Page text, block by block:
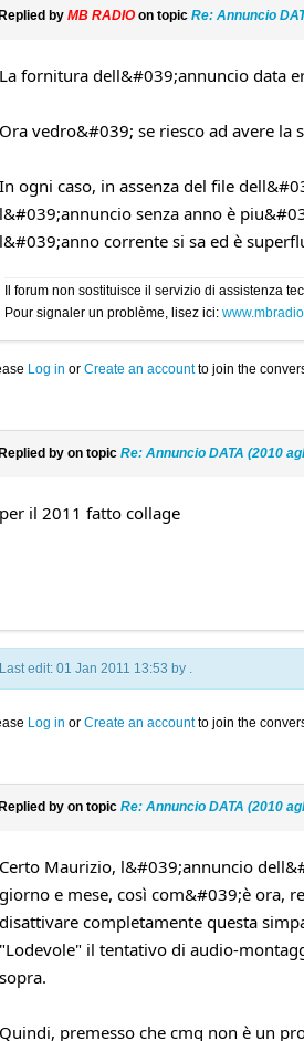
by MB RADIOon topic Re: Annuncio
La fornitura dell&#039;annuncio data
Ora vedro&#039; se riesco ad avere la
In ogni caso, in assenza del file
l&#039;annuncio senza anno è
l&#039;anno corrente si sa ed è
Il forum non sostituisce il servizio di assistenza
Pour signaler un problème, lisez ici:
Log in or Create an accountto join the
by on topic Re: Annuncio DATA (2010
per il 2011 fatto collage
Last edit: 01 Jan 2011 13:53 by
Log in or Create an accountto join the
by on topic Re: Annuncio DATA (2010
Certo Maurizio, l&#039;annuncio
giorno e mese, così com&#039;è ora,
disattivare completamente questa
"Lodevole" il tentativo di audio-
sopra.
Quindi, premesso che cmq non è un